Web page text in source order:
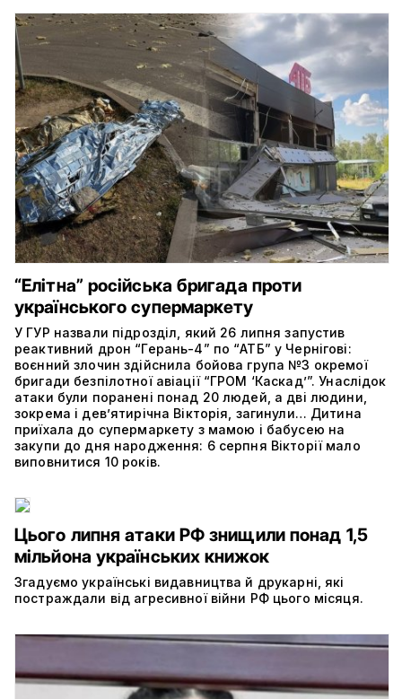
“Елітна” російська бригада проти
українського супермаркету
У ГУР назвали підрозділ, який 26 липня запустив
реактивний дрон “Герань-4” по “АТБ” у Чернігові:
воєнний злочин здійснила бойова група №3 окремої
бригади безпілотної авіації “ГРОМ ‘Каскад’”. Унаслідок
атаки були поранені понад 20 людей, а дві людини,
зокрема і дев’ятирічна Вікторія, загинули… Дитина
приїхала до супермаркету з мамою і бабусею на
закупи до дня народження: 6 серпня Вікторії мало
виповнитися 10 років.
Цього липня атаки РФ знищили понад 1,5
мільйона українських книжок
Згадуємо українські видавництва й друкарні, які
постраждали від агресивної війни РФ цього місяця.